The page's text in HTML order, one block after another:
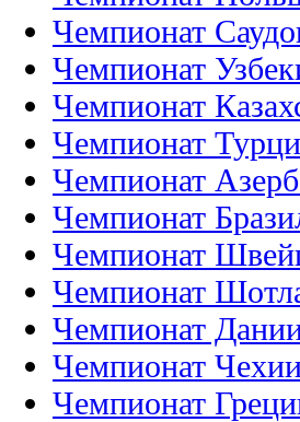
Чемпионат
Чемпионат
Чемпионат
Чемпионат
Чемпионат
Чемпионат
Чемпионат
Чемпионат
Чемпионат
Чемпионат
Чемпионат